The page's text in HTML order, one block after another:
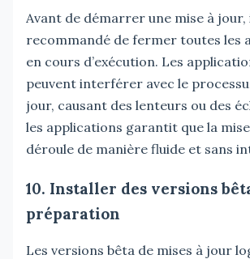
Avant de démarrer une mise à jour,
recommandé de fermer toutes les
en cours d’exécution. Les
peuvent interférer avec le
jour, causant des lenteurs ou des
les applications garantit que la
déroule de manière fluide et sans
10. Installer des versions
préparation
Les versions bêta de mises à jour